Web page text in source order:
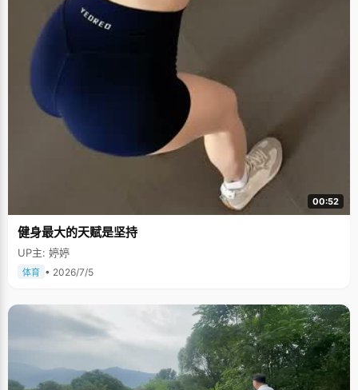
00:52
健身最大的天赋是坚持
UP主: 婷婷
体育 • 2026/7/5